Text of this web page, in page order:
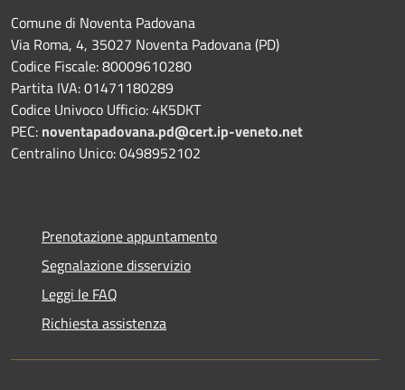
Comune di Noventa Padovana
Via Roma, 4, 35027 Noventa Padovana (PD)
Codice Fiscale: 80009610280
Partita IVA: 01471180289
Codice Univoco Ufficio: 4K5DKT
PEC: noventapadovana.pd@cert.ip-veneto.net
Centralino Unico: 0498952102
Prenotazione appuntamento
Segnalazione disservizio
Leggi le FAQ
Richiesta assistenza